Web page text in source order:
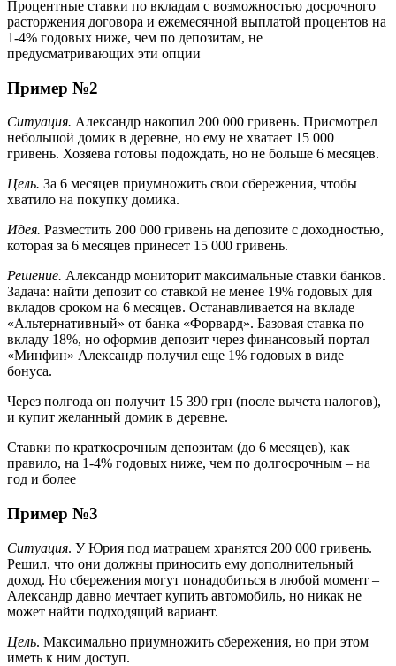
Процентные ставки по вкладам с возможностью досрочного
расторжения договора и ежемесячной выплатой процентов на
1-4% годовых ниже, чем по депозитам, не
предусматривающих эти опции
Пример №2
Ситуация. Александр накопил 200 000 гривень. Присмотрел
небольшой домик в деревне, но ему не хватает 15 000
гривень. Хозяева готовы подождать, но не больше 6 месяцев.
Цель. За 6 месяцев приумножить свои сбережения, чтобы
хватило на покупку домика.
Идея. Разместить 200 000 гривень на депозите с доходностью,
которая за 6 месяцев принесет 15 000 гривень.
Решение. Александр мониторит максимальные ставки банков.
Задача: найти депозит со ставкой не менее 19% годовых для
вкладов сроком на 6 месяцев. Останавливается на вкладе
«Альтернативный» от банка «Форвард». Базовая ставка по
вкладу 18%, но оформив депозит через финансовый портал
«Минфин» Александр получил еще 1% годовых в виде
бонуса.
Через полгода он получит 15 390 грн (после вычета налогов),
и купит желанный домик в деревне.
Ставки по краткосрочным депозитам (до 6 месяцев), как
правило, на 1-4% годовых ниже, чем по долгосрочным – на
год и более
Пример №3
Ситуация. У Юрия под матрацем хранятся 200 000 гривень.
Решил, что они должны приносить ему дополнительный
доход. Но сбережения могут понадобиться в любой момент –
Александр давно мечтает купить автомобиль, но никак не
может найти подходящий вариант.
Цель. Максимально приумножить сбережения, но при этом
иметь к ним доступ.